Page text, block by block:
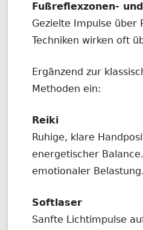
Fußreflexzonen-
Gezielte Impulse über
Techniken wirken oft
Ergänzend zur
Methoden ein:
Reiki
Ruhige, klare
energetischer
emotionaler Belastung.
Softlaser
Sanfte Lichtimpulse